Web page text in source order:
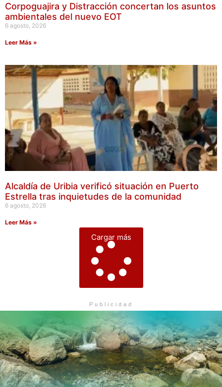
Corpoguajira y Distracción concertan los asuntos
ambientales del nuevo EOT
6 agosto, 2026
Leer Más »
Alcaldía de Uribia verificó situación en Puerto
Estrella tras inquietudes de la comunidad
6 agosto, 2026
Leer Más »
Cargar más
Publicidad